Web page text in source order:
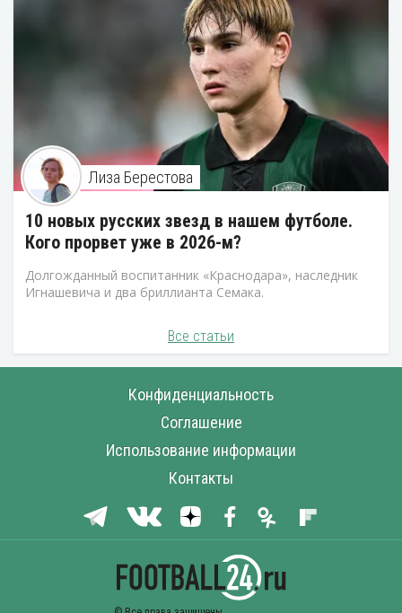
Лиза Берестова
10 новых русских звезд в нашем футболе.
Кого прорвет уже в 2026-м?
Долгожданный воспитанник «Краснодара», наследник
Игнашевича и два бриллианта Семака.
Все статьи
Конфиденциальность
Соглашение
Использование информации
Контакты